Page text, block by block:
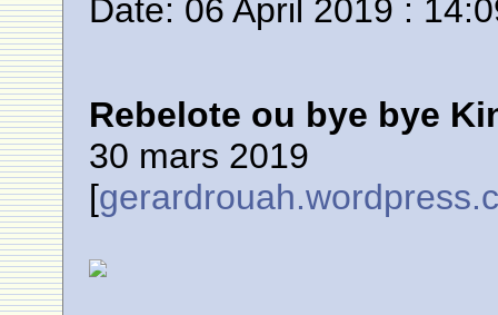
Date: 06 April 2019 :
Rebelote ou bye bye
30 mars 2019
[